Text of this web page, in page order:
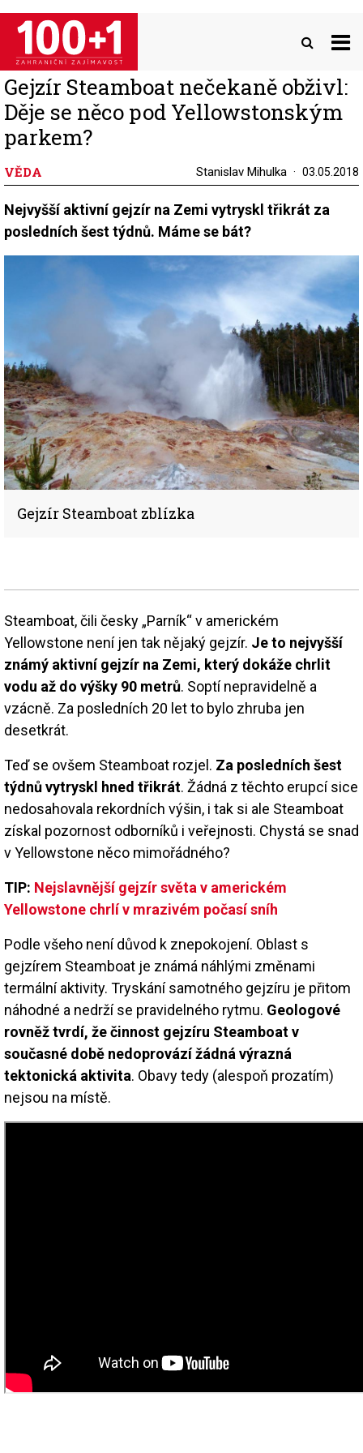
Přejít
hlavnímu
obsahu
Gejzír Steamboat nečekaně obživl:
Děje se něco pod Yellowstonským
parkem?
VĚDA Stanislav Mihulka 03.05.2018
Nejvyšší aktivní gejzír na Zemi vytryskl třikrát za
posledních šest týdnů. Máme se bát?
Gejzír Steamboat zblízka
Steamboat, čili česky „Parník“ v americkém
Yellowstone není jen tak nějaký gejzír. Je to nejvyšší
známý aktivní gejzír na Zemi, který dokáže chrlit
vodu až do výšky 90 metrů. Soptí nepravidelně a
vzácně. Za posledních 20 let to bylo zhruba jen
desetkrát.
Teď se ovšem Steamboat rozjel. Za posledních šest
týdnů vytryskl hned třikrát. Žádná z těchto erupcí sice
nedosahovala rekordních výšin, i tak si ale Steamboat
získal pozornost odborníků i veřejnosti. Chystá se snad
v Yellowstone něco mimořádného?
TIP: Nejslavnější gejzír světa v americkém
Yellowstone chrlí v mrazivém počasí sníh
Podle všeho není důvod k znepokojení. Oblast s
gejzírem Steamboat je známá náhlými změnami
termální aktivity. Tryskání samotného gejzíru je přitom
náhodné a nedrží se pravidelného rytmu. Geologové
rovněž tvrdí, že činnost gejzíru Steamboat v
současné době nedoprovází žádná výrazná
tektonická aktivita. Obavy tedy (alespoň prozatím)
nejsou na místě.